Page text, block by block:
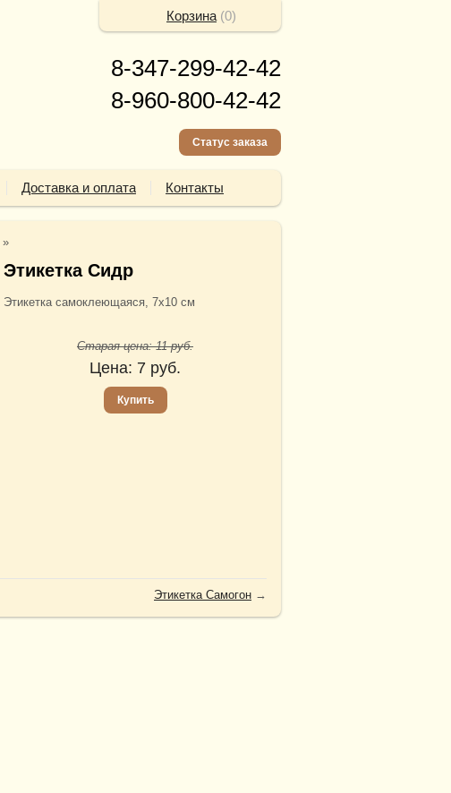
8-347-299-42-42
8-960-800-42-42
Статус заказа
Доставка и оплата Контакты
»
Этикетка Сидр
Этикетка самоклеющаяся, 7х10 см
Старая цена:11руб.
Цена: 7 руб.
Купить
Этикетка Самогон →
Корзина (0)